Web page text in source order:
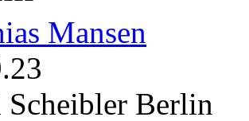
Mansen
Scheibler Berlin